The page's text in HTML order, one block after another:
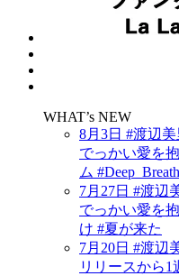
WHAT’s NEW
8月3日 #渡辺
でっかい愛を
ム #Deep_Breath
7月27日 #渡辺
でっかい愛を
け #夏が来た
7月20日 #渡辺
リリースから